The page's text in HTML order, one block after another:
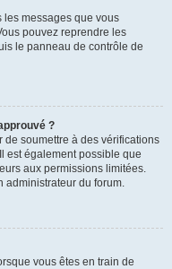
les messages que vous
pouvez reprendre les
le panneau de contrôle de
?
de soumettre à des vérifications
est également possible que
aux permissions limitées.
administrateur du forum.
vous êtes en train de